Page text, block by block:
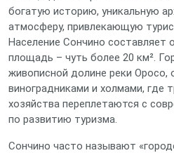
богатую историю, уникальную
атмосферу, привлекающую
Население Сончино составляет
площадь – чуть более 20 км².
живописной долине реки Оросо,
виноградниками и холмами, где
хозяйства переплетаются с
по развитию туризма.
Сончино часто называют